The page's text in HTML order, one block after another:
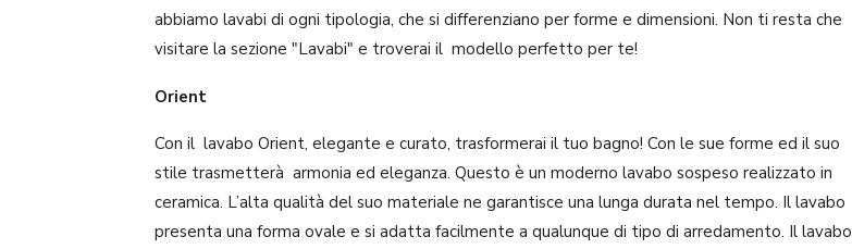
abbiamo lavabi di ogni tipologia, che si differenziano per forme e dimensioni. Non ti resta che
visitare la sezione "Lavabi" e troverai il modello perfetto per te!
Orient
Con il lavabo Orient, elegante e curato, trasformerai il tuo bagno! Con le sue forme ed il suo
stile trasmetterà armonia ed eleganza. Questo è un moderno lavabo sospeso realizzato in
ceramica. L’alta qualità del suo materiale ne garantisce una lunga durata nel tempo. Il lavabo
presenta una forma ovale e si adatta facilmente a qualunque di tipo di arredamento. Il lavabo